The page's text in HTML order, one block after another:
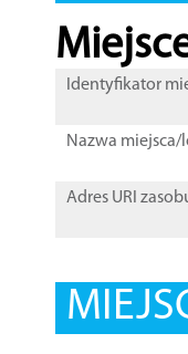
Identyfikator
Nazwa
Adres URI